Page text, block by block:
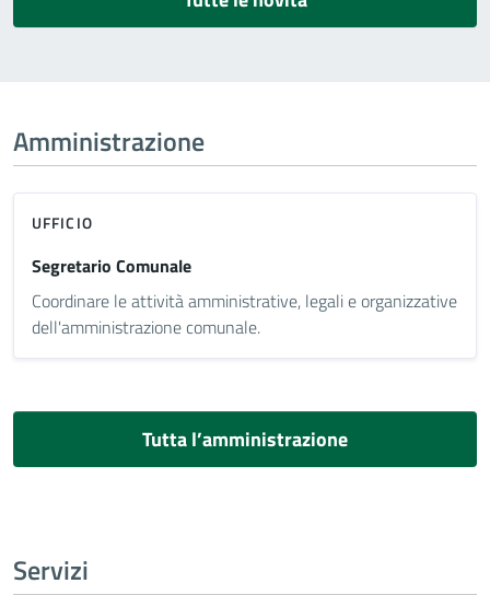
Amministrazione
UFFICIO
Segretario Comunale
Coordinare le attività amministrative, legali e organizzative
dell'amministrazione comunale.
Tutta l’amministrazione
Servizi